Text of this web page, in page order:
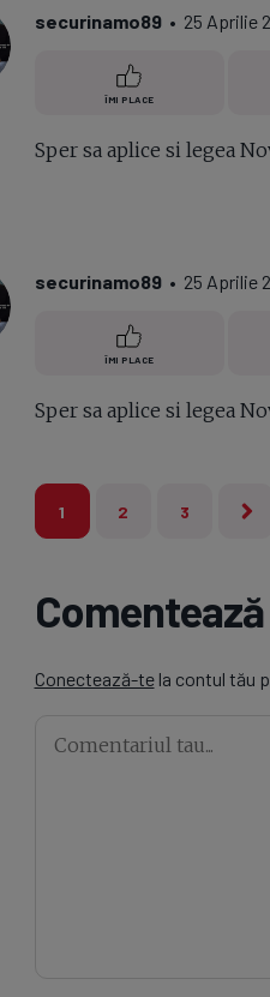
securinamo89• 25 Aprilie
ÎMI PLACE
Sper sa aplice si legea
securinamo89• 25 Aprilie
ÎMI PLACE
Sper sa aplice si legea
1 2 3
Comentează
Conectează-tela contul tău